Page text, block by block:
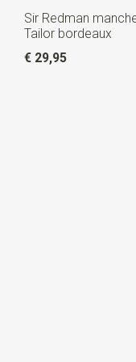
Sir Redman
Tailor bordeaux
€ 29,95